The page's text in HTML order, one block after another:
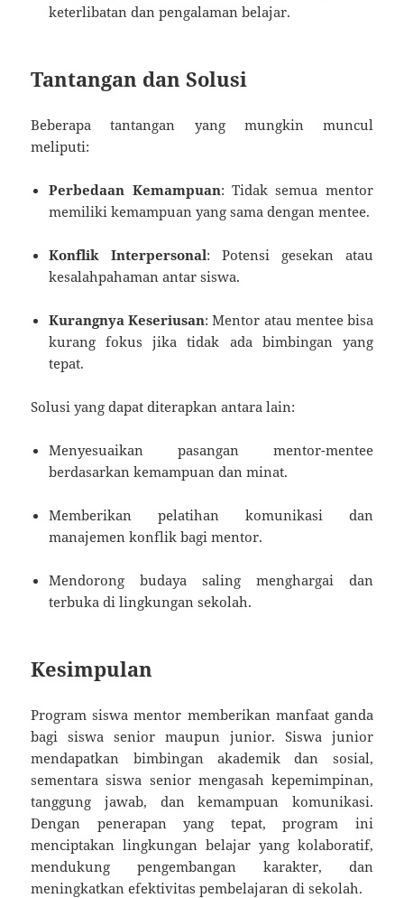
keterlibatan dan pengalaman belajar.
Tantangan dan Solusi
Beberapa tantangan yang mungkin muncul
meliputi:
Perbedaan Kemampuan: Tidak semua mentor
memiliki kemampuan yang sama dengan mentee.
Konflik Interpersonal: Potensi gesekan atau
kesalahpahaman antar siswa.
Kurangnya Keseriusan: Mentor atau mentee bisa
kurang fokus jika tidak ada bimbingan yang
tepat.
Solusi yang dapat diterapkan antara lain:
Menyesuaikan pasangan mentor-mentee
berdasarkan kemampuan dan minat.
Memberikan pelatihan komunikasi dan
manajemen konflik bagi mentor.
Mendorong budaya saling menghargai dan
terbuka di lingkungan sekolah.
Kesimpulan
Program siswa mentor memberikan manfaat ganda
bagi siswa senior maupun junior. Siswa junior
mendapatkan bimbingan akademik dan sosial,
sementara siswa senior mengasah kepemimpinan,
tanggung jawab, dan kemampuan komunikasi.
Dengan penerapan yang tepat, program ini
menciptakan lingkungan belajar yang kolaboratif,
mendukung pengembangan karakter, dan
meningkatkan efektivitas pembelajaran di sekolah.